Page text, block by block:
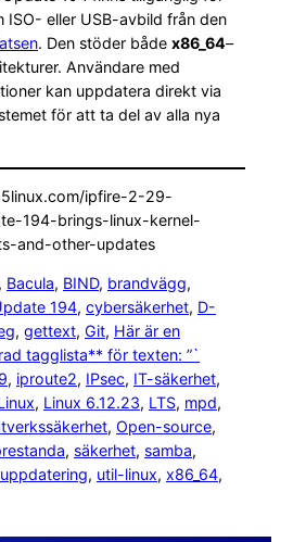
ISO- eller USB-avbild från den
. Den stöder både x86_64–
Användare med
kan uppdatera direkt via
för att ta del av alla nya
ipfire-2-29-
194-brings-linux-kernel-
and-other-updates
, Bacula, BIND, brandvägg
194, cybersäkerhet, D-
, gettext, Git, Här är en
tagglista** för texten: ”`
, iproute2, IPsec, IT-säkerhet
, Linux 6.12.23, LTS, mpd
, Open-source
, säkerhet, samba
uppdatering, util-linux, x86_64